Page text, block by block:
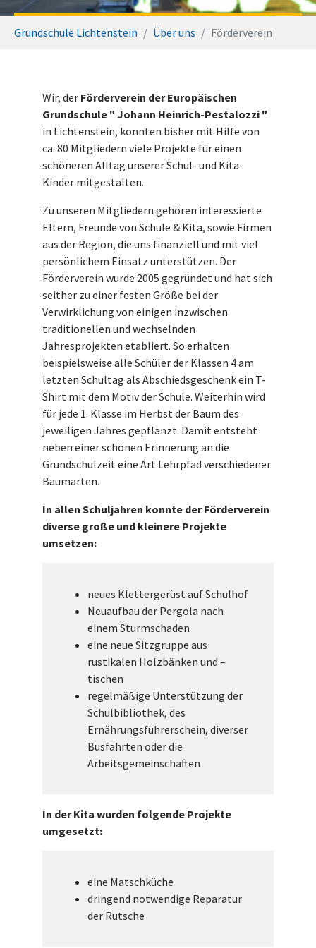
Grundschule Lichtenstein Über uns Förderverein
Wir, der Förderverein der Europäischen
Grundschule " Johann Heinrich-Pestalozzi "
in Lichtenstein, konnten bisher mit Hilfe von
ca. 80 Mitgliedern viele Projekte für einen
schöneren Alltag unserer Schul- und Kita-
Kinder mitgestalten.
Zu unseren Mitgliedern gehören interessierte
Eltern, Freunde von Schule & Kita, sowie Firmen
aus der Region, die uns finanziell und mit viel
persönlichem Einsatz unterstützen. Der
Förderverein wurde 2005 gegründet und hat sich
seither zu einer festen Größe bei der
Verwirklichung von einigen inzwischen
traditionellen und wechselnden
Jahresprojekten etabliert. So erhalten
beispielsweise alle Schüler der Klassen 4 am
letzten Schultag als Abschiedsgeschenk ein T-
Shirt mit dem Motiv der Schule. Weiterhin wird
für jede 1. Klasse im Herbst der Baum des
jeweiligen Jahres gepflanzt. Damit entsteht
neben einer schönen Erinnerung an die
Grundschulzeit eine Art Lehrpfad verschiedener
Baumarten.
In allen Schuljahren konnte der Förderverein
diverse große und kleinere Projekte
umsetzen:
neues Klettergerüst auf Schulhof
Neuaufbau der Pergola nach
einem Sturmschaden
eine neue Sitzgruppe aus
rustikalen Holzbänken und –
tischen
regelmäßige Unterstützung der
Schulbibliothek, des
Ernährungsführerschein, diverser
Busfahrten oder die
Arbeitsgemeinschaften
In der Kita wurden folgende Projekte
umgesetzt:
eine Matschküche
dringend notwendige Reparatur
der Rutsche